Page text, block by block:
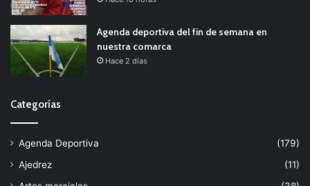
Agenda deportiva del fin de semana en
nuestra comarca
Hace 2 días
Categorías
Agenda Deportiva
(179)
Ajedrez
(11)